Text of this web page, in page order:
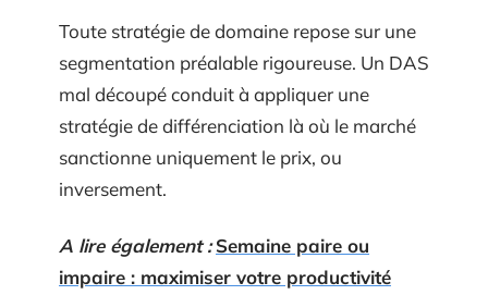
Toute stratégie de domaine repose sur une
segmentation préalable rigoureuse. Un DAS
mal découpé conduit à appliquer une
stratégie de différenciation là où le marché
sanctionne uniquement le prix, ou
inversement.
A lire également : Semaine paire ou
impaire : maximiser votre productivité